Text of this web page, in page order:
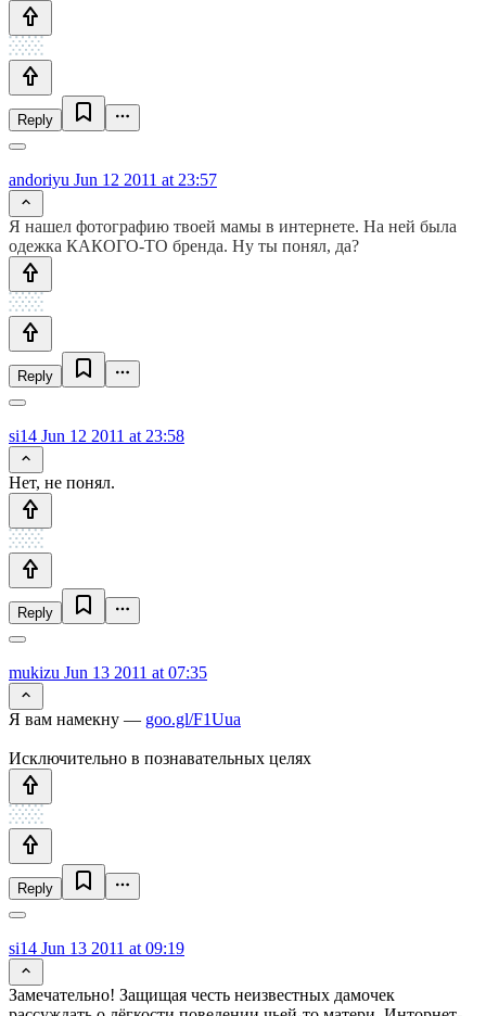
Reply
andoriyu Jun 12 2011 at 23:57
Я нашел фотографию твоей мамы в интернете. На ней была
одежка КАКОГО-ТО бренда. Ну ты понял, да?
Reply
si14 Jun 12 2011 at 23:58
Нет, не понял.
Reply
mukizu Jun 13 2011 at 07:35
Я вам намекну — goo.gl/F1Uua
Исключительно в познавательных целях
Reply
si14 Jun 13 2011 at 09:19
Замечательно! Защищая честь неизвестных дамочек